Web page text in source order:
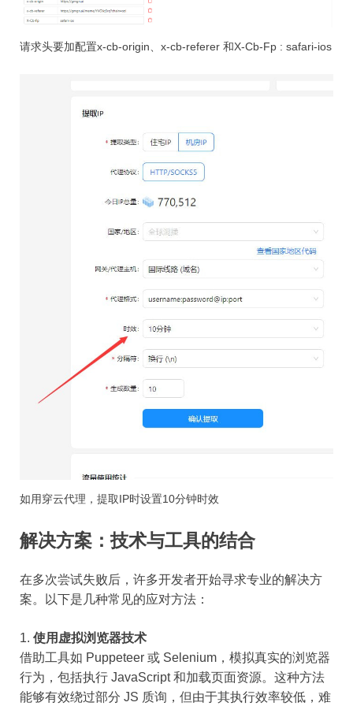
请求头要加配置x-cb-origin、x-cb-referer 和X-Cb-Fp : safari-ios
如用穿云代理，提取IP时设置10分钟时效
解决方案：技术与工具的结合
在多次尝试失败后，许多开发者开始寻求专业的解决方
案。以下是几种常见的应对方法：
使用虚拟浏览器技术
借助工具如 Puppeteer 或 Selenium，模拟真实的浏览器
行为，包括执行 JavaScript 和加载页面资源。这种方法
能够有效绕过部分 JS 质询，但由于其执行效率较低，难